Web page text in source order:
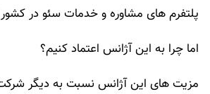
پلتفرم های مشاوره و خدمات سئو در
اما چرا به این آژانس اعتماد کنیم؟
مزیت های این آژانس نسبت به دیگر